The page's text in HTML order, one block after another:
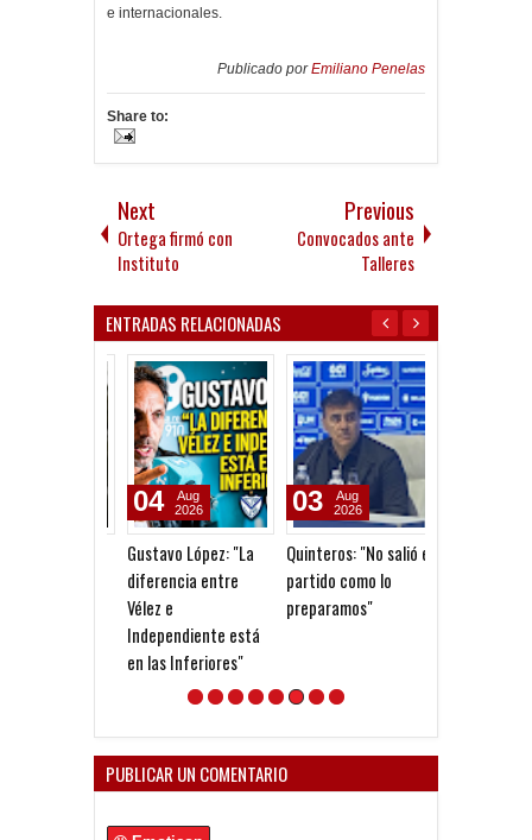
e internacionales.
Publicado porEmiliano Penelas
Share to:
Next
Ortega firmó con
Instituto
Previous
Convocados ante
Talleres
ENTRADAS RELACIONADAS
Gustavo López: "La
diferencia entre
Vélez e
Independiente está
en las Inferiores"
04
Aug
2026
Quinteros: "No salió el
partido como lo
preparamos"
03
Aug
2026
PUBLICAR UN COMENTARIO